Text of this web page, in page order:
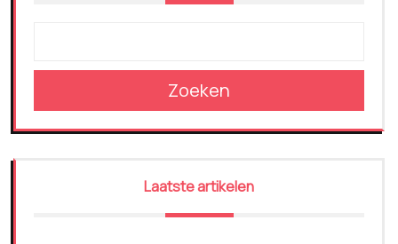
Zoeken
Laatste artikelen